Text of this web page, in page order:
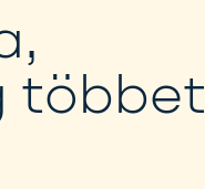
többet